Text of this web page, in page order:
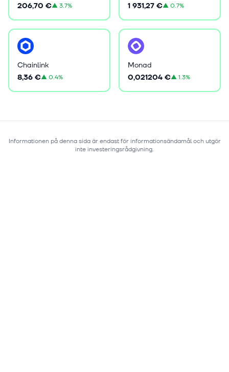
206,70 €▲3.7%
1 931,27 €▲0.7%
Chainlink
8,36 €▲0.4%
Monad
0,021204 €▲1.3%
Informationen på denna sida är endast för informationsändamål och utgör
inte investeringsrådgivning.